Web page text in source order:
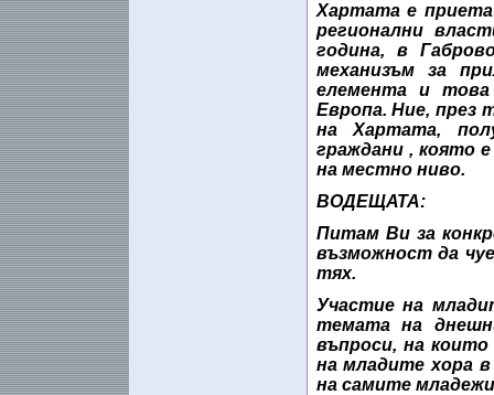
Хартата е
регионални
година, в
механизъм за
елемента и
Европа. Ние, през
на Хартата,
граждани , която
на местно ниво.
ВОДЕЩАТА:
Питам Ви за
възможност да
тях.
Участие на
темата на
въпроси, на
на младите хора
на самите